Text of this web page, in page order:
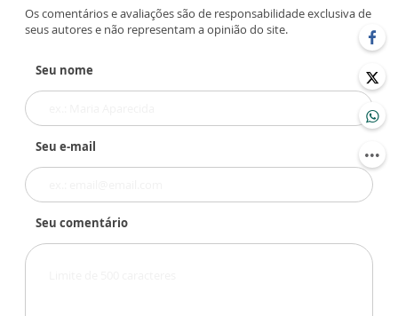
Os comentários e avaliações são de responsabilidade exclusiva de
seus autores e não representam a opinião do site.
Seu nome
Seu e-mail
Seu comentário